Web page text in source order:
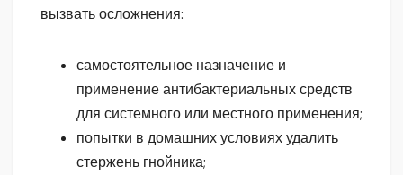
вызвать осложнения:
самостоятельное назначение и
применение антибактериальных средств
для системного или местного применения;
попытки в домашних условиях удалить
стержень гнойника;